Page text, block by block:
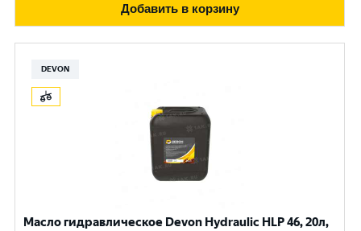
Добавить в корзину
DEVON
Масло гидравлическое Devon Hydraulic HLP 46, 20л,